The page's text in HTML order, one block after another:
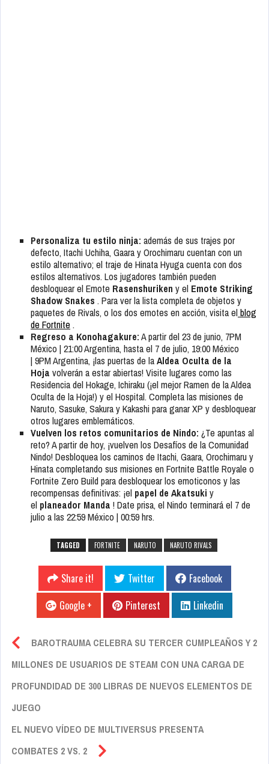
Personaliza tu estilo ninja: además de sus trajes por
defecto, Itachi Uchiha, Gaara y Orochimaru cuentan con un
estilo alternativo; el traje de Hinata Hyuga cuenta con dos
estilos alternativos. Los jugadores también pueden
desbloquear el Emote Rasenshuriken y el Emote Striking
Shadow Snakes . Para ver la lista completa de objetos y
paquetes de Rivals, o los dos emotes en acción, visita el blog
de Fortnite .
Regreso a Konohagakure:A partir del 23 de junio, 7PM
México | 21:00 Argentina, hasta el 7 de julio, 19:00 México
| 9PM Argentina, ¡las puertas de laAldea Oculta de la
Hoja volverán a estar abiertas! Visite lugares como las
Residencia del Hokage, Ichiraku (¡el mejor Ramen de la Aldea
Oculta de la Hoja!) y el Hospital. Completa las misiones de
Naruto, Sasuke, Sakura y Kakashi para ganar XP y desbloquear
otros lugares emblemáticos.
Vuelven los retos comunitarios de Nindo: ¿Te apuntas al
reto? A partir de hoy, ¡vuelven los Desafíos de la Comunidad
Nindo! Desbloquea los caminos de Itachi, Gaara, Orochimaru y
Hinata completando sus misiones en Fortnite Battle Royale o
Fortnite Zero Build para desbloquear los emoticonos y las
recompensas definitivas: ¡el papel de Akatsuki y
el planeador Manda ! Date prisa, el Nindo terminará el 7 de
julio a las 22:59 México | 00:59 hrs.
TAGGED FORTNITE NARUTO NARUTO RIVALS
Share it! Twitter
Facebook
Google +
Pinterest Linkedin
BAROTRAUMA CELEBRA SU TERCER CUMPLEAÑOS Y 2
MILLONES DE USUARIOS DE STEAM CON UNA CARGA DE
PROFUNDIDAD DE 300 LIBRAS DE NUEVOS ELEMENTOS DE
JUEGO
EL NUEVO VÍDEO DE MULTIVERSUS PRESENTA
COMBATES 2 VS. 2